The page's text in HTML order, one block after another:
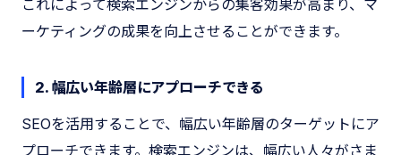
これによって検索エンジンからの集客効果が高まり、マ
ーケティングの成果を向上させることができます。
2. 幅広い年齢層にアプローチできる
SEOを活用することで、幅広い年齢層のターゲットにア
プローチできます。検索エンジンは、幅広い人々がさま